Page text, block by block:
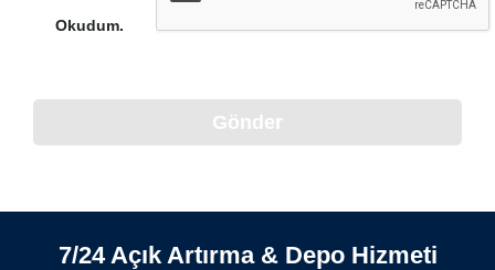
Okudum.
Gönder
7/24 Açık Artırma & Depo Hizmeti